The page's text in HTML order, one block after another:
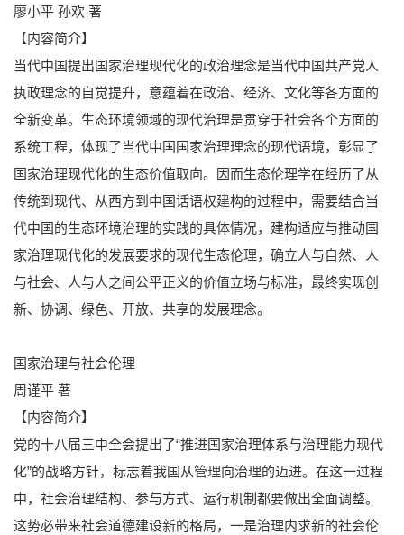
廖小平 孙欢 著
【内容简介】
当代中国提出国家治理现代化的政治理念是当代中国共产党人
执政理念的自觉提升，意蕴着在政治、经济、文化等各方面的
全新变革。生态环境领域的现代治理是贯穿于社会各个方面的
系统工程，体现了当代中国国家治理理念的现代语境，彰显了
国家治理现代化的生态价值取向。因而生态伦理学在经历了从
传统到现代、从西方到中国话语权建构的过程中，需要结合当
代中国的生态环境治理的实践的具体情况，建构适应与推动国
家治理现代化的发展要求的现代生态伦理，确立人与自然、人
与社会、人与人之间公平正义的价值立场与标准，最终实现创
新、协调、绿色、开放、共享的发展理念。
国家治理与社会伦理
周谨平 著
【内容简介】
党的十八届三中全会提出了“推进国家治理体系与治理能力现代
化”的战略方针，标志着我国从管理向治理的迈进。在这一过程
中，社会治理结构、参与方式、运行机制都要做出全面调整。
这势必带来社会道德建设新的格局，一是治理内求新的社会伦